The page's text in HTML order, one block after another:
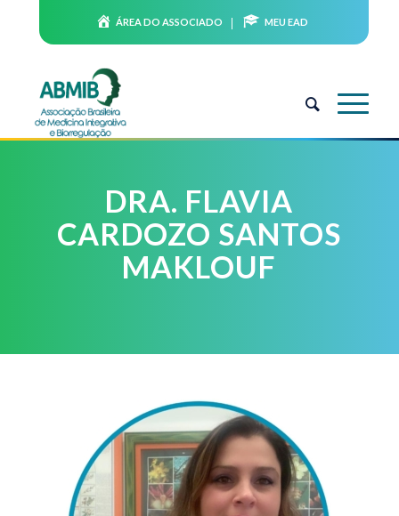
ÁREA DO ASSOCIADO MEU EAD
DRA. FLAVIA
CARDOZO SANTOS
MAKLOUF